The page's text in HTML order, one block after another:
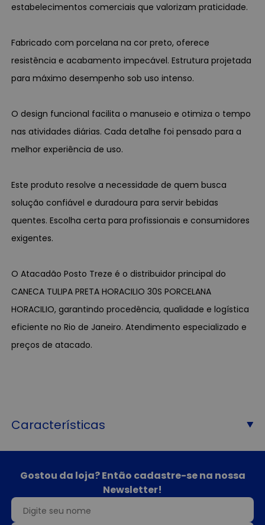
estabelecimentos comerciais que valorizam praticidade.
Fabricado com porcelana na cor preto, oferece
resistência e acabamento impecável. Estrutura projetada
para máximo desempenho sob uso intenso.
O design funcional facilita o manuseio e otimiza o tempo
nas atividades diárias. Cada detalhe foi pensado para a
melhor experiência de uso.
Este produto resolve a necessidade de quem busca
solução confiável e duradoura para servir bebidas
quentes. Escolha certa para profissionais e consumidores
exigentes.
O Atacadão Posto Treze é o distribuidor principal do
CANECA TULIPA PRETA HORACILIO 30S PORCELANA
HORACILIO, garantindo procedência, qualidade e logística
eficiente no Rio de Janeiro. Atendimento especializado e
preços de atacado.
Características
Gostou da loja? Então cadastre-se na nossa
Newsletter!